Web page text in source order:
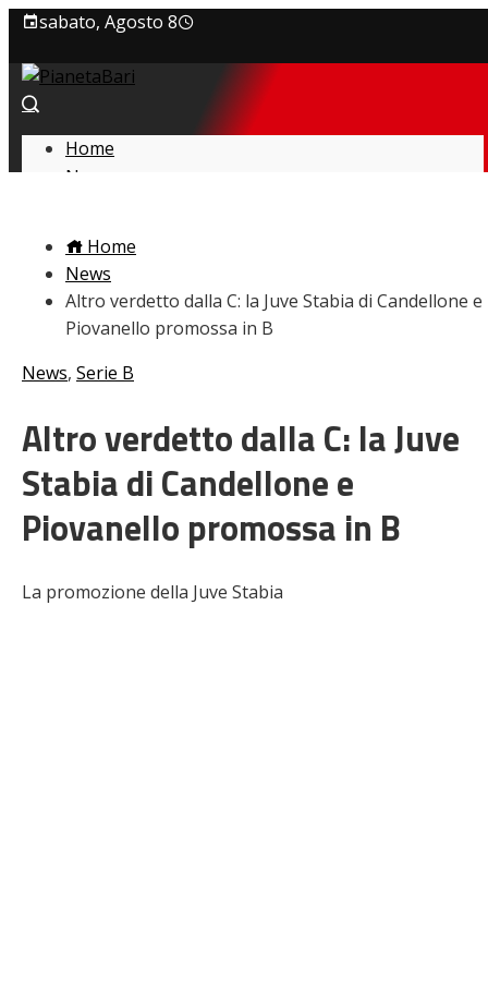
sabato, Agosto 8
Privacy policy
Cookie Policy
Home
News
L’avversario
Giovanili
Le pagelle
Interviste
Focus
Video
Home
News
Altro verdetto dalla C: la Juve Stabia di Candellone e
Piovanello promossa in B
News, Serie B
Altro verdetto dalla C: la Juve
Stabia di Candellone e
Piovanello promossa in B
La promozione della Juve Stabia